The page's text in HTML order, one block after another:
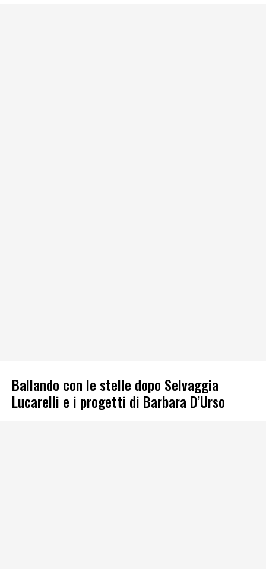
Ballando con le stelle dopo Selvaggia
Lucarelli e i progetti di Barbara D’Urso